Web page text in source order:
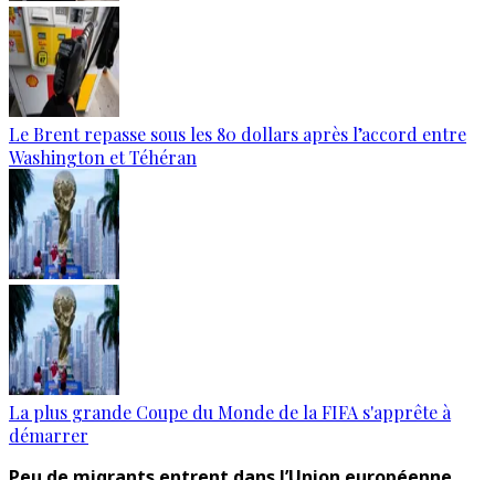
Le Brent repasse sous les 80 dollars après l’accord entre
Washington et Téhéran
La plus grande Coupe du Monde de la FIFA s'apprête à
démarrer